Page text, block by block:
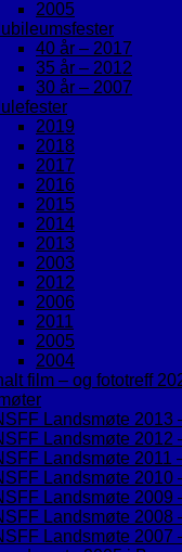
2005
40 år – 2017
35 år – 2012
30 år – 2007
2019
2018
2017
2016
2015
2014
2013
2003
2012
2006
2011
2005
2004
film – og fototreff
Landsmøte 2013
Landsmøte 2012
Landsmøte 2011
Landsmøte 2010
Landsmøte 2009
Landsmøte 2008
Landsmøte 2007